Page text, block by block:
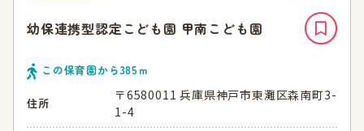
幼保連携型認定こども園 甲南こども園
この保育園から385ｍ
住所
〒6580011 兵庫県神戸市東灘区森南町3-
1-4